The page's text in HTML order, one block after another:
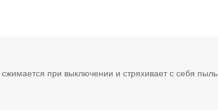
при выключении и стряхивает с себя пыль